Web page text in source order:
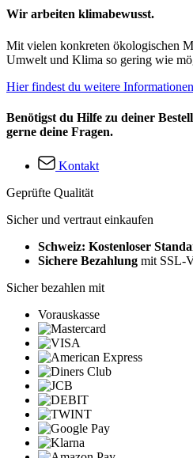
Wir arbeiten klimabewusst.
Mit vielen konkreten ökologischen
Umwelt und Klima so gering wie
Hier findest du weitere
Benötigst du Hilfe zu deiner
gerne deine Fragen.
Kontakt
Geprüfte Qualität
Sicher und vertraut einkaufen
Schweiz: Kostenloser
Sichere Bezahlung mit SSL-
Sicher bezahlen mit
Vorauskasse